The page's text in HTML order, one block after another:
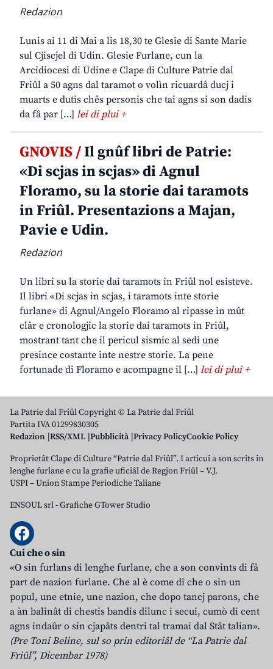
Redazion
Lunis ai 11 di Mai a lis 18,30 te Glesie di Sante Marie
sul Cjiscjel di Udin. Glesie Furlane, cun la
Arcidiocesi di Udine e Clape di Culture Patrie dal
Friûl a 50 agns dal taramot o volìn ricuardâ ducj i
muarts e dutis chês personis che tai agns si son dadis
da fâ par […] lei di plui +
GNOVIS /Il gnûf libri de Patrie:
«Di scjas in scjas» di Agnul
Floramo, su la storie dai taramots
in Friûl. Presentazions a Majan,
Pavie e Udin.
Redazion
Un libri su la storie dai taramots in Friûl nol esisteve.
Il libri «Di scjas in scjas, i taramots inte storie
furlane» di Agnul/Angelo Floramo al ripasse in mût
clâr e cronologjic la storie dai taramots in Friûl,
mostrant tant che il pericul sismic al sedi une
presince costante inte nestre storie. La pene
fortunade di Floramo e acompagne il […] lei di plui +
La Patrie dal Friûl Copyright © La Patrie dal Friûl
Partita IVA 01299830305
Redazion RSS/XML Pubblicità Privacy PolicyCookie Policy
Proprietât Clape di Culture “Patrie dal Friûl”. I articui a son scrits in
lenghe furlane e cu la grafie uficiâl de Regjon Friûl – V.J.
USPI – Union Stampe Periodiche Taliane
ENSOUL srl-Grafiche GTower Studio
Cui che o sin
«O sin furlans di lenghe furlane, che a son convints di fâ
part de nazion furlane. Che al è come dî che o sin un
popul, une etnie, une nazion, che dopo tancj parons, che
a àn balinât di chestis bandis dilunc i secui, cumò di cent
agns indaûr o sin cjapâts dentri tal tramai dal Stât talian».
(Pre Toni Beline, sul so prin editoriâl de “La Patrie dal
Friûl”, Dicembar 1978)